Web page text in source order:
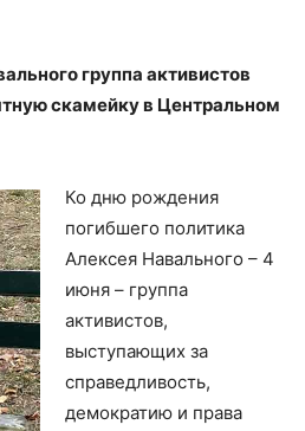
группа активистов
скамейку в Центральном
Ко дню рождения
погибшего политика
Алексея Навального – 4
июня – группа
активистов,
выступающих за
справедливость,
демократию и права